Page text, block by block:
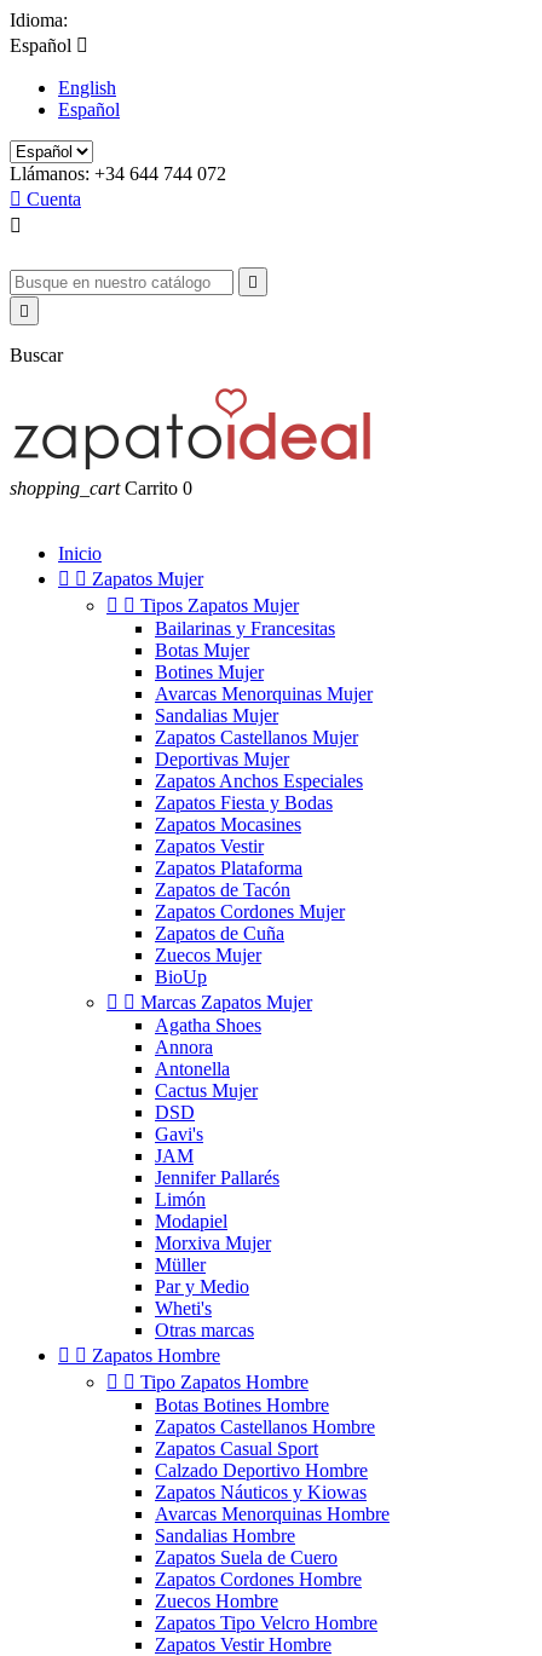
Idioma:
Español 
English
Español
Llámanos: +34 644 744 072
 Cuenta



Buscar
shopping_cart Carrito 0
Inicio
  Zapatos Mujer
  Tipos Zapatos Mujer
Bailarinas y Francesitas
Botas Mujer
Botines Mujer
Avarcas Menorquinas Mujer
Sandalias Mujer
Zapatos Castellanos Mujer
Deportivas Mujer
Zapatos Anchos Especiales
Zapatos Fiesta y Bodas
Zapatos Mocasines
Zapatos Vestir
Zapatos Plataforma
Zapatos de Tacón
Zapatos Cordones Mujer
Zapatos de Cuña
Zuecos Mujer
BioUp
  Marcas Zapatos Mujer
Agatha Shoes
Annora
Antonella
Cactus Mujer
DSD
Gavi's
JAM
Jennifer Pallarés
Limón
Modapiel
Morxiva Mujer
Müller
Par y Medio
Wheti's
Otras marcas
  Zapatos Hombre
  Tipo Zapatos Hombre
Botas Botines Hombre
Zapatos Castellanos Hombre
Zapatos Casual Sport
Calzado Deportivo Hombre
Zapatos Náuticos y Kiowas
Avarcas Menorquinas Hombre
Sandalias Hombre
Zapatos Suela de Cuero
Zapatos Cordones Hombre
Zuecos Hombre
Zapatos Tipo Velcro Hombre
Zapatos Vestir Hombre